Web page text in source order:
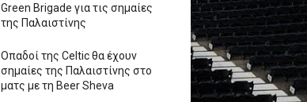
Green Brigade για τις σημαίες
της Παλαιστίνης
Οπαδοί της Celtic θα έχουν
σημαίες της Παλαιστίνης στο
ματς με τη Beer Sheva